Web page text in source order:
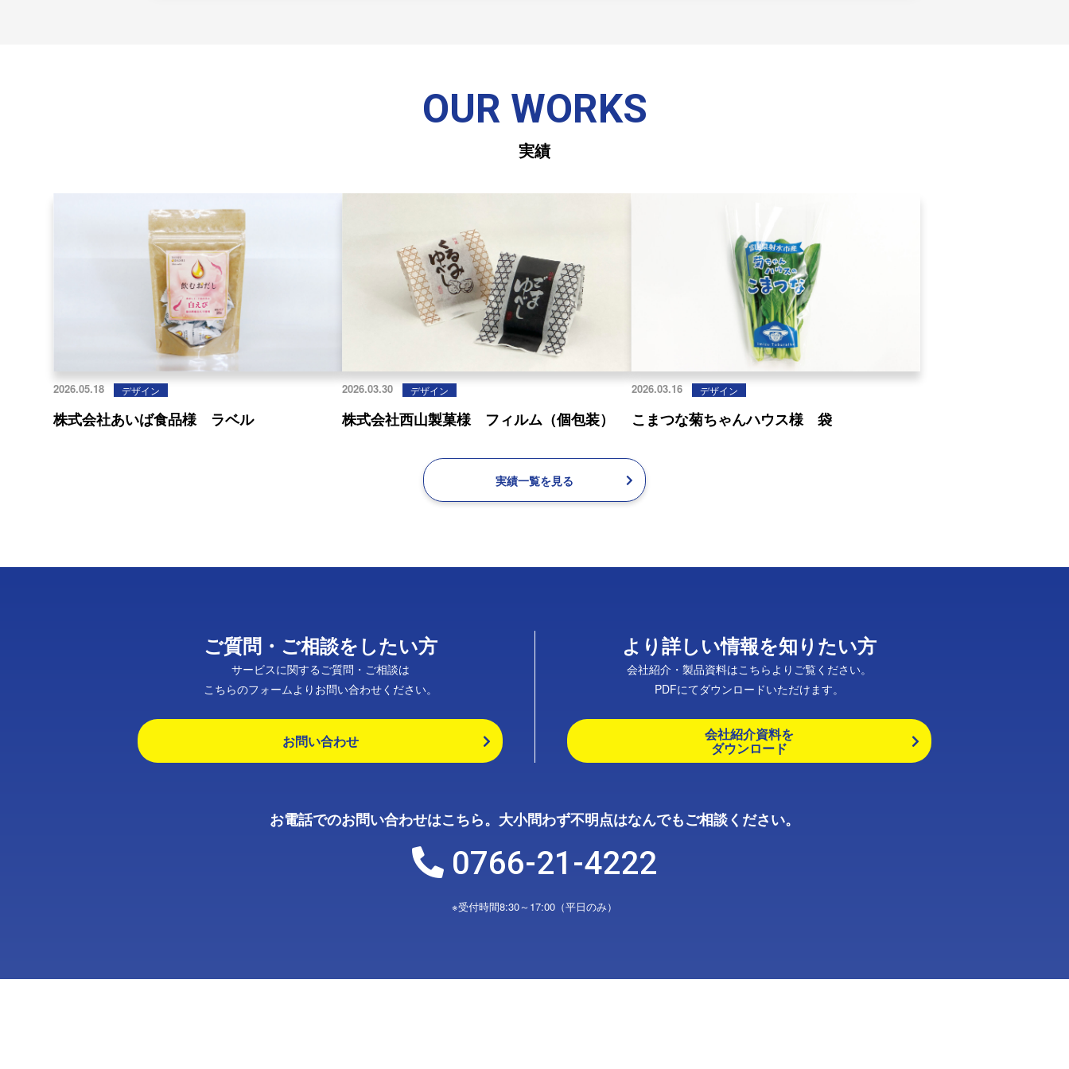
OUR WORKS
実績
2026.05.18 デザイン
株式会社あいば食品様 ラベル
2026.03.30 デザイン
株式会社西山製菓様 フィルム（個包装）
2026.03.16 デザイン
こまつな菊ちゃんハウス様 袋
実績一覧を見る
ご質問・ご相談をしたい方
サービスに関するご質問・ご相談は
こちらのフォームよりお問い合わせください。
お問い合わせ
より詳しい情報を知りたい方
会社紹介・製品資料はこちらよりご覧ください。
PDFにてダウンロードいただけます。
会社紹介資料を
ダウンロード
お電話でのお問い合わせはこちら。大小問わず不明点はなんでもご相談ください。
0766-21-4222
※受付時間8:30～17:00（平日のみ）